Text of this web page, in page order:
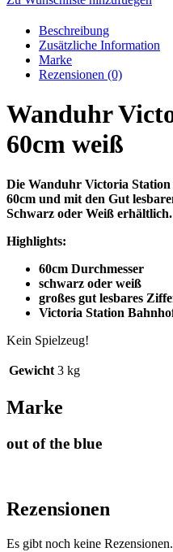
Beschreibung
Zusätzliche Information
Marke
Rezensionen (0)
Wanduhr
60cm weiß
Die Wanduhr Victoria
60cm und mit den Gut
Schwarz oder Weiß erhältlich.
Highlights:
60cm Durchmesser
schwarz oder weiß
großes gut lesbares
Victoria Station
Kein Spielzeug!
Gewicht 3 kg
Marke
out of the blue
Rezensionen
Es gibt noch keine Rezensionen.